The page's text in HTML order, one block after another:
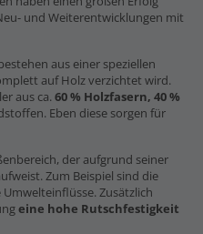
und Weiterentwicklungen mit
aus einer speziellen
auf Holz verzichtet wird.
aus ca. 60 % Holzfasern, 40 %
Eben diese sorgen für
der aufgrund seiner
Zum Beispiel sind die
Zusätzlich
eine hohe Rutschfestigkeit